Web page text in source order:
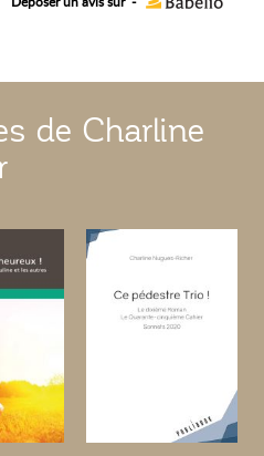
de Charline